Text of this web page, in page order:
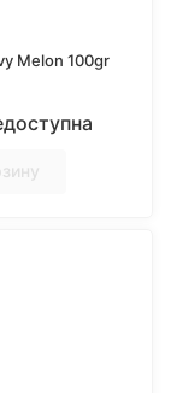
Melon 100gr